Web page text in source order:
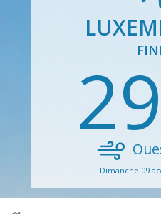
29
Dimanche 09